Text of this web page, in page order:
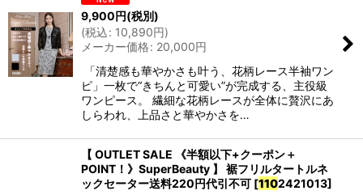
9,900円(税別)
(税込: 10,890円)
メーカー価格: 20,000円
「清楚感も華やかさも叶う、花柄レース半袖ワン
ピ」一枚で“きちんと可愛い”が完成する、主役級
ワンピース。 繊細な花柄レースが全体に贅沢にあ
しらわれ、上品さと華やかさを…
【 OUTLET SALE 《半額以下+クーポン＋
POINT！》SuperBeauty 】 裾フリルタートルネ
ックセーター送料220円代引不可 [1102421013]